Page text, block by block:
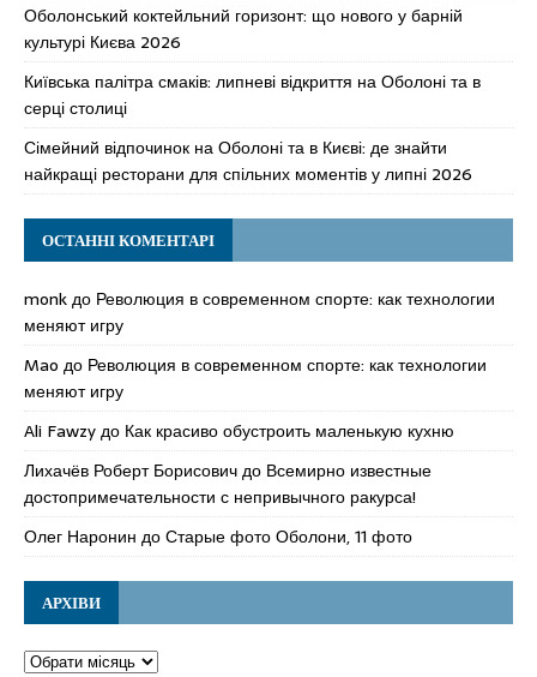
Оболонський коктейльний горизонт: що нового у барній
культурі Києва 2026
Київська палітра смаків: липневі відкриття на Оболоні та в
серці столиці
Сімейний відпочинок на Оболоні та в Києві: де знайти
найкращі ресторани для спільних моментів у липні 2026
ОСТАННІ КОМЕНТАРІ
monkдо Революция в современном спорте: как технологии
меняют игру
Mao до Революция в современном спорте: как технологии
меняют игру
Ali Fawzyдо Как красиво обустроить маленькую кухню
Лихачёв Роберт Борисовичдо Всемирно известные
достопримечательности с непривычного ракурса!
Олег Наронин доСтарые фото Оболони, 11 фото
АРХІВИ